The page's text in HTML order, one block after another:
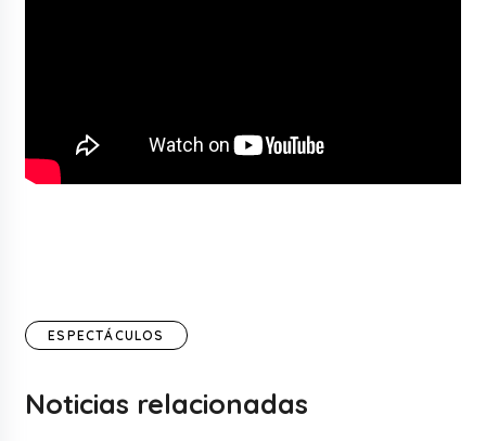
ESPECTÁCULOS
Noticias relacionadas